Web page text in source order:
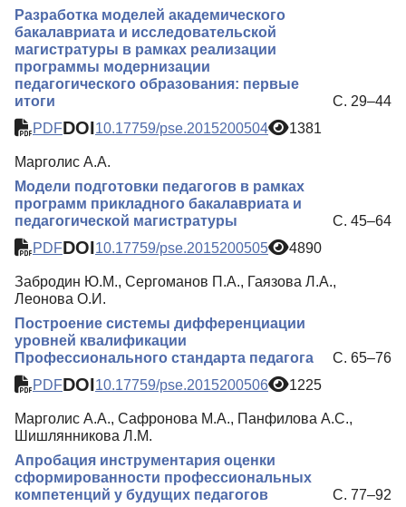
Разработка моделей академического
бакалавриата и исследовательской
магистратуры в рамках реализации
программы модернизации
педагогического образования: первые
итоги
С. 29–44
PDFDOI10.17759/pse.2015200504 1381
Марголис А.А.
Модели подготовки педагогов в рамках
программ прикладного бакалавриата и
педагогической магистратуры
С. 45–64
PDFDOI10.17759/pse.2015200505 4890
Забродин Ю.М., Сергоманов П.А., Гаязова Л.А.,
Леонова О.И.
Построение системы дифференциации
уровней квалификации
Профессионального стандарта педагога
С. 65–76
PDFDOI10.17759/pse.2015200506 1225
Марголис А.А., Сафронова М.А., Панфилова А.С.,
Шишлянникова Л.М.
Апробация инструментария оценки
сформированности профессиональных
компетенций у будущих педагогов
С. 77–92